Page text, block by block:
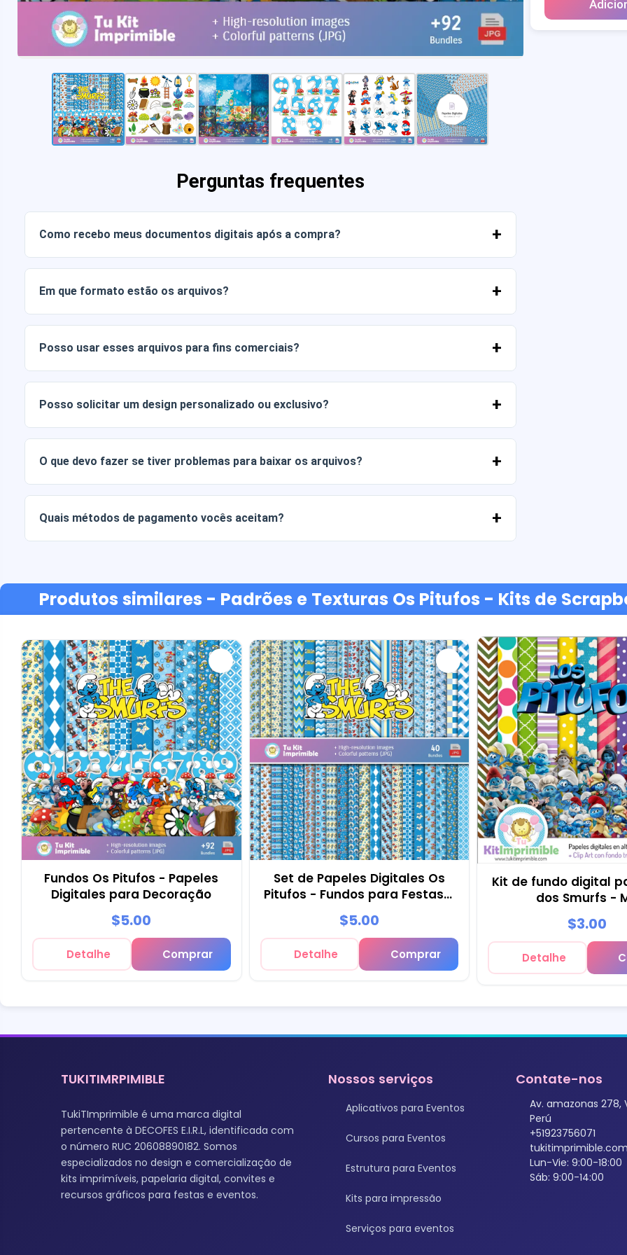
Perguntas frequentes
Como recebo meus documentos digitais após a compra?
Em que formato estão os arquivos?
Posso usar esses arquivos para fins comerciais?
Posso solicitar um design personalizado ou exclusivo?
O que devo fazer se tiver problemas para baixar os arquivos?
Quais métodos de pagamento vocês aceitam?
Produtos similares - Padrões e Texturas Os Pitufos - Kits de
Fundos Os Pitufos - Papeles
Digitales para Decoração
$5.00
Detalhe Comprar
Set de Papeles Digitales Os
Pitufos - Fundos para Festas e
$5.00
Detalhe Comprar
Kit de fundo digital
dos Smurfs -
$3.00
Detalhe
TUKITIMRPIMIBLE
TukiTImprimible é uma marca digital
pertencente à DECOFES E.I.R.L, identificada com
o número RUC 20608890182. Somos
especializados no design e comercialização de
kits imprimíveis, papelaria digital, convites e
recursos gráficos para festas e eventos.
Nossos serviços
Aplicativos para Eventos
Cursos para Eventos
Estrutura para Eventos
Kits para impressão
Serviços para eventos
Contate-nos
Av. amazonas 278,
Perú
+51923756071
Lun-Vie: 9:00-18:00
Sáb: 9:00-14:00